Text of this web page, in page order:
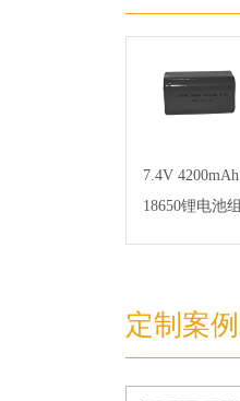
7.4V 4200mAh
18650锂电池组
定制案例